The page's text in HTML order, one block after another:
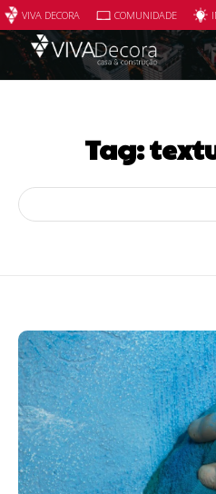
VIVA DECORA COMUNIDADE
Tag: